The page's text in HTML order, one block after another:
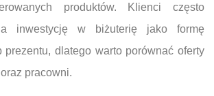
produktów. Klienci często
inwestycję w biżuterię jako formę
prezentu, dlatego warto porównać oferty
pracowni.